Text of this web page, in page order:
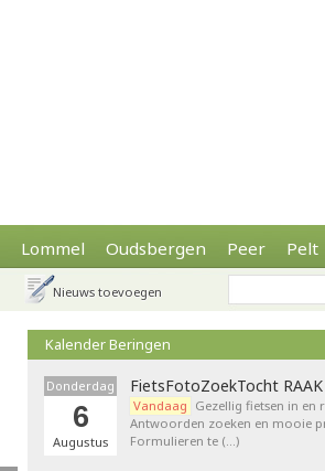
Lommel Oudsbergen Peer Pelt
Nieuws toevoegen
Kalender Beringen
Donderdag
6
Augustus
FietsFotoZoekTocht RAAK
Vandaag Gezellig fietsen in en
Antwoorden zoeken en mooie
Formulieren te (…)